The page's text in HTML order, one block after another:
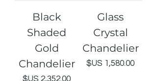
Glass
Crystal
Chandelier
السعر
Black
Shaded
Gold
Chandelier
السعر